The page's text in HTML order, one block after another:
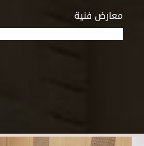
معارض فنية